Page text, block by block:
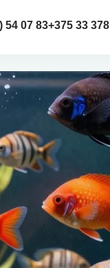
54 07 83+375 33